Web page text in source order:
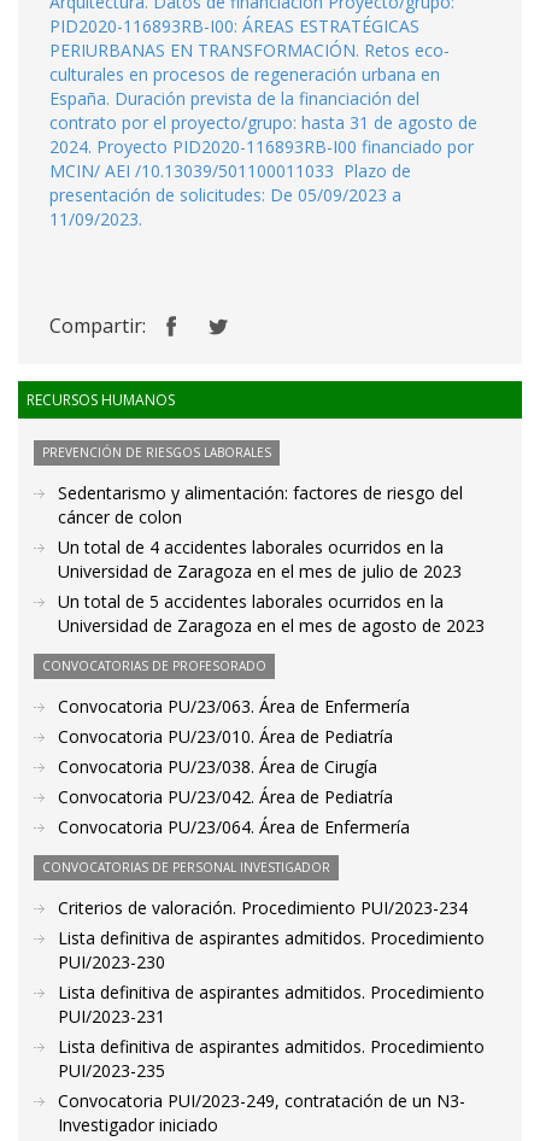
PID2020-116893RB-I00: ÁREAS ESTRATÉGICAS
PERIURBANAS EN TRANSFORMACIÓN. Retos eco-
culturales en procesos de regeneración urbana en
España. Duración prevista de la financiación del
contrato por el proyecto/grupo: hasta 31 de agosto de
2024. Proyecto PID2020-116893RB-I00 financiado por
MCIN/ AEI /10.13039/501100011033 Plazo de
presentación de solicitudes: De 05/09/2023 a
11/09/2023.
Compartir:
RECURSOS HUMANOS
PREVENCIÓN DE RIESGOS LABORALES
Sedentarismo y alimentación: factores de riesgo del
cáncer de colon
Un total de 4 accidentes laborales ocurridos en la
Universidad de Zaragoza en el mes de julio de 2023
Un total de 5 accidentes laborales ocurridos en la
Universidad de Zaragoza en el mes de agosto de 2023
CONVOCATORIAS DE PROFESORADO
Convocatoria PU/23/063. Área de Enfermería
Convocatoria PU/23/010. Área de Pediatría
Convocatoria PU/23/038. Área de Cirugía
Convocatoria PU/23/042. Área de Pediatría
Convocatoria PU/23/064. Área de Enfermería
CONVOCATORIAS DE PERSONAL INVESTIGADOR
Criterios de valoración. Procedimiento PUI/2023-234
Lista definitiva de aspirantes admitidos. Procedimiento
PUI/2023-230
Lista definitiva de aspirantes admitidos. Procedimiento
PUI/2023-231
Lista definitiva de aspirantes admitidos. Procedimiento
PUI/2023-235
Convocatoria PUI/2023-249, contratación de un N3-
Investigador iniciado